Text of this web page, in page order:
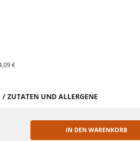
€
/ ZUTATEN UND ALLERGENE
IN DEN WARENKORB